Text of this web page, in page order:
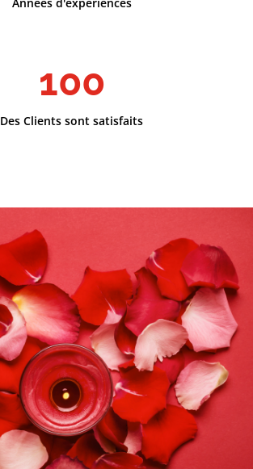
100
Des Clients sont satisfaits